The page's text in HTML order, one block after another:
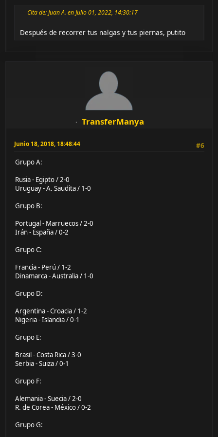
Cita de: Juan A. en Julio 01, 2022, 14:30:17
Después de recorrer tus nalgas y tus piernas, putito
TransferManya
Junio 18, 2018, 18:48:44
#6
Grupo A:
Rusia - Egipto / 2-0
Uruguay - A. Saudita / 1-0
Grupo B:
Portugal - Marruecos / 2-0
Irán - España / 0-2
Grupo C:
Francia - Perú / 1-2
Dinamarca - Australia / 1-0
Grupo D:
Argentina - Croacia / 1-2
Nigeria - Islandia / 0-1
Grupo E:
Brasil - Costa Rica / 3-0
Serbia - Suiza / 0-1
Grupo F:
Alemania - Suecia / 2-0
R. de Corea - México / 0-2
Grupo G: